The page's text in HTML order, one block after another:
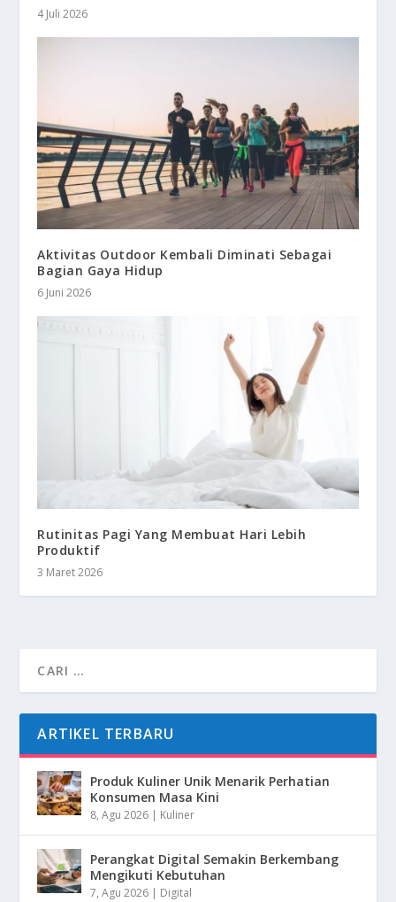
4 Juli 2026
Aktivitas Outdoor Kembali Diminati Sebagai
Bagian Gaya Hidup
6 Juni 2026
Rutinitas Pagi Yang Membuat Hari Lebih
Produktif
3 Maret 2026
ARTIKEL TERBARU
Produk Kuliner Unik Menarik Perhatian
Konsumen Masa Kini
8, Agu 2026 | Kuliner
Perangkat Digital Semakin Berkembang
Mengikuti Kebutuhan
7, Agu 2026 | Digital